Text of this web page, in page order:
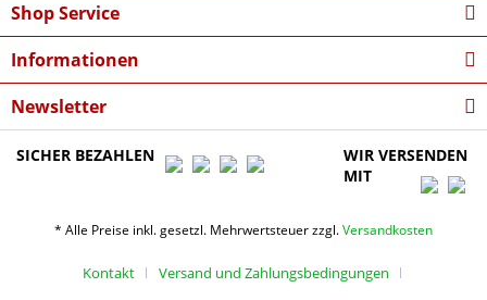
Shop Service
Informationen
Newsletter
SICHER BEZAHLEN
WIR VERSENDEN
MIT
* Alle Preise inkl. gesetzl. Mehrwertsteuer zzgl.Versandkosten
Kontakt Versand und Zahlungsbedingungen